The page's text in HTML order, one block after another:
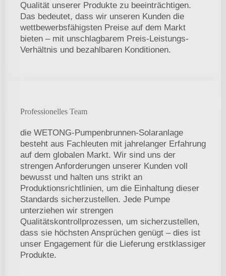
Qualität unserer Produkte zu beeinträchtigen.
Das bedeutet, dass wir unseren Kunden die
wettbewerbsfähigsten Preise auf dem Markt
bieten – mit unschlagbarem Preis-Leistungs-
Verhältnis und bezahlbaren Konditionen.
Professionelles Team
die WETONG-Pumpenbrunnen-Solaranlage
besteht aus Fachleuten mit jahrelanger Erfahrung
auf dem globalen Markt. Wir sind uns der
strengen Anforderungen unserer Kunden voll
bewusst und halten uns strikt an
Produktionsrichtlinien, um die Einhaltung dieser
Standards sicherzustellen. Jede Pumpe
unterziehen wir strengen
Qualitätskontrollprozessen, um sicherzustellen,
dass sie höchsten Ansprüchen genügt – dies ist
unser Engagement für die Lieferung erstklassiger
Produkte.